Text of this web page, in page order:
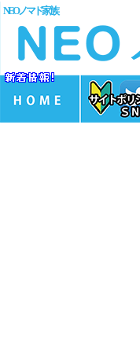
NEOノマド家族